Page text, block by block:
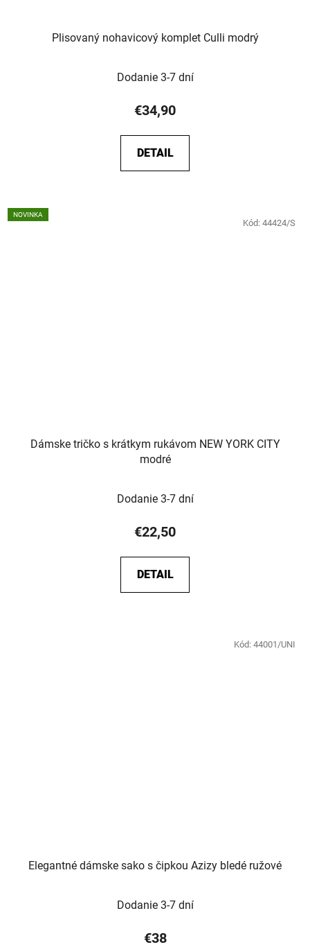
Plisovaný nohavicový komplet Culli modrý
Dodanie 3-7 dní
€34,90
DETAIL
NOVINKA
Dámske tričko s krátkym rukávom NEW YORK CITY
modré
Dodanie 3-7 dní
€22,50
DETAIL
Kód: 44424/S
Elegantné dámske sako s čipkou Azizy bledé ružové
Dodanie 3-7 dní
€38
Kód: 44001/UNI